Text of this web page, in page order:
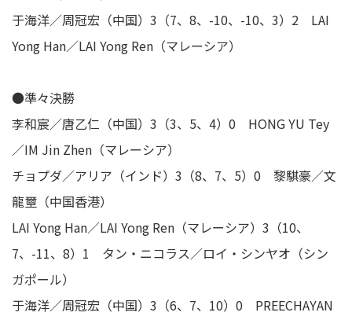
于海洋／周冠宏（中国）3（7、8、-10、-10、3）2 LAI
Yong Han／LAI Yong Ren（マレーシア）
●準々決勝
李和宸／唐乙仁（中国）3（3、5、4）0 HONG YU Tey
／IM Jin Zhen（マレーシア）
チョプダ／アリア（インド）3（8、7、5）0 黎騏豪／文
龍壐（中国香港）
LAI Yong Han／LAI Yong Ren（マレーシア）3（10、
7、-11、8）1 タン・ニコラス／ロイ・シンヤオ（シン
ガポール）
于海洋／周冠宏（中国）3（6、7、10）0 PREECHAYAN